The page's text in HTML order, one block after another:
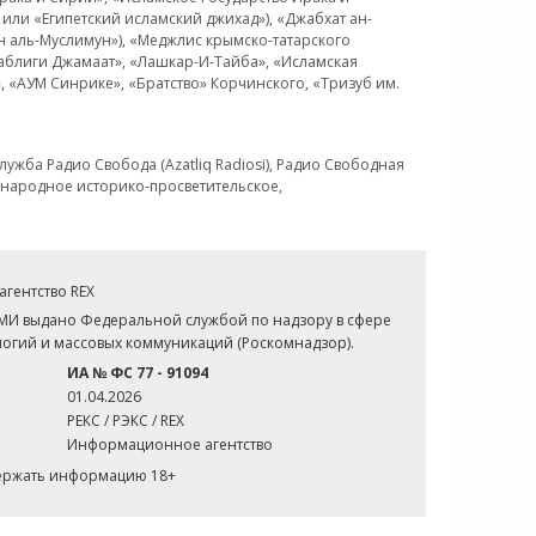
«Египетский исламский джихад»), «Джабхат ан-
Муслимун»), «Меджлис крымско-татарского
Джамаат», «Лашкар-И-Тайба», «Исламская
Синрике», «Братство» Корчинского, «Тризуб им.
Радио Свобода (Azatliq Radiosi), Радио Свободная
историко-просветительское,
REX
выдано Федеральной службой по надзору в сфере
и массовых коммуникаций (Роскомнадзор).
ИА № ФС 77 - 91094
01.04.2026
РЕКС / РЭКС / REX
Информационное агентство
информацию 18+